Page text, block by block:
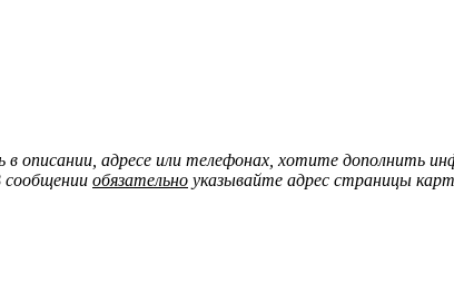
описании, адресе или телефонах, хотите дополнить
сообщении обязательно указывайте адрес страницы